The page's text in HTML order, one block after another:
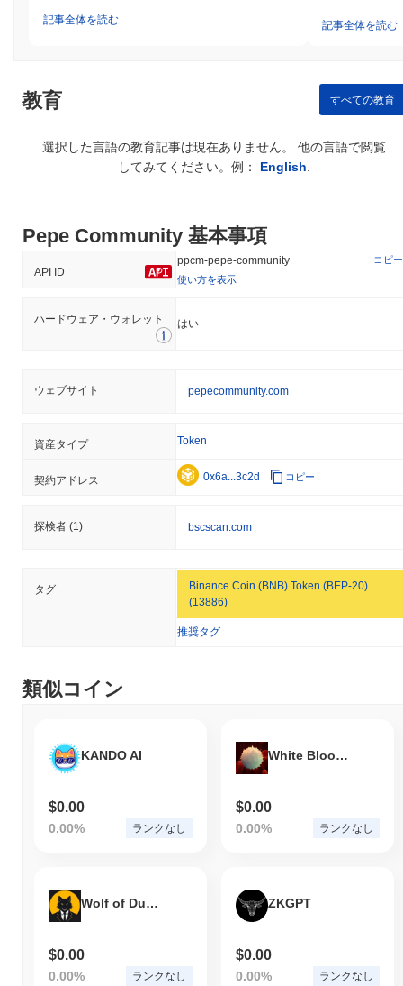
記事全体を読む 記事全体を読む
教育 すべての教育
選択した言語の教育記事は現在ありません。 他の言語で閲覧
してみてください。例： English.
Pepe Community 基本事項
API ID
ppcm-pepe-community
コピー
使い方を表示
ハードウェア・ウォレット はい
ウェブサイト pepecommunity.com
資産タイプ Token
契約アドレス 0x6a...3c2d コピー
探検者 (1) bscscan.com
タグ
Binance Coin (BNB) Token (BEP-20)
(13886)
推奨タグ
類似コイン
KANDO AI
$0.00
0.00% ランクなし
White Blood Cell
$0.00
0.00% ランクなし
Wolf of Dumb Street
$0.00
0.00% ランクなし
ZKGPT
$0.00
0.00% ランクなし